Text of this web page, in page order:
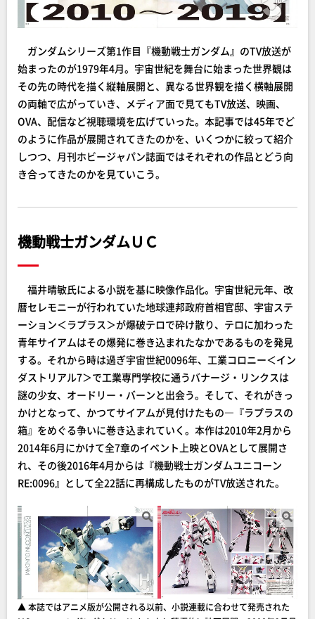
ガンダムシリーズ第1作目『機動戦士ガンダム』のTV放送が
始まったのが1979年4月。宇宙世紀を舞台に始まった世界観は
その先の時代を描く縦軸展開と、異なる世界観を描く横軸展開
の両軸で広がっていき、メディア面で見てもTV放送、映画、
OVA、配信など視聴環境を広げていった。本記事では45年でど
のように作品が展開されてきたのかを、いくつかに絞って紹介
しつつ、月刊ホビージャパン誌面ではそれぞれの作品とどう向
き合ってきたのかを見ていこう。
機動戦士ガンダムＵＣ
福井晴敏氏による小説を基に映像作品化。宇宙世紀元年、改
暦セレモニーが行われていた地球連邦政府首相官邸、宇宙ステ
ーション＜ラプラス＞が爆破テロで砕け散り、テロに加わった
青年サイアムはその爆発に巻き込まれたなかであるものを発見
する。それから時は過ぎ宇宙世紀0096年、工業コロニー＜イン
ダストリアル7＞で工業専門学校に通うバナージ・リンクスは
謎の少女、オードリー・バーンと出会う。そして、それがきっ
かけとなって、かつてサイアムが見付けたもの―『ラプラスの
箱』をめぐる争いに巻き込まれていく。本作は2010年2月から
2014年6月にかけて全7章のイベント上映とOVAとして展開さ
れ、その後2016年4月からは『機動戦士ガンダムユニコーン
RE:0096』として全22話に再構成したものがTV放送された。
▲ 本誌ではアニメ版が公開される以前、小説連載に合わせて発売された